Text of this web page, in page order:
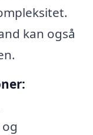
kan også